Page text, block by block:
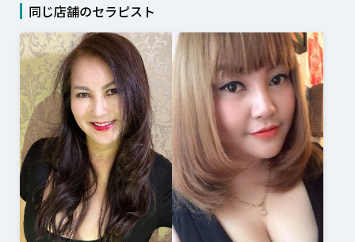
同じ店舗のセラピスト